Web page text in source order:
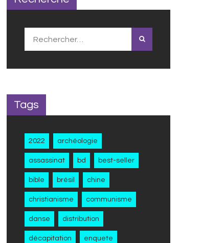
Tags
2022 archéologie
assassinat bd best-seller
bible brésil chine
christianisme communisme
danse distribution
décapitation enquete